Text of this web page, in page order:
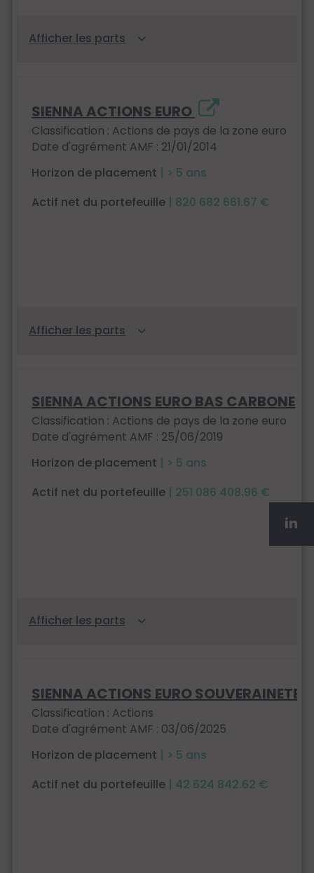
SIENNA ACTIONS EURO
Classification : Actions de pays de la zone euro
Date d'agrément AMF : 21/01/2014
Horizon de placement | > 5 ans
Actif net du portefeuille | 820 682 661.67 €
SIENNA ACTIONS EURO BAS CARBONE
Classification : Actions de pays de la zone euro
Date d'agrément AMF : 25/06/2019
Horizon de placement | > 5 ans
Actif net du portefeuille | 251 086 408.96 €
SIENNA ACTIONS EURO SOUVERAINETE
Classification : Actions
Date d'agrément AMF : 03/06/2025
Horizon de placement | > 5 ans
Actif net du portefeuille | 42 624 842.62 €